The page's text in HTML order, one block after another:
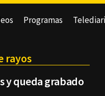
Programas
rayos
y queda grabado